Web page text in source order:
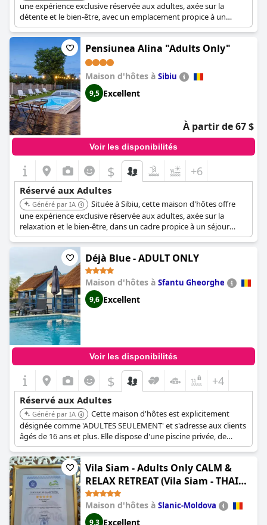
une expérience exclusive réservée aux adultes, axée sur la
détente et le bien-être, avec un emplacement propice à un
séjour tranquille. Sa situation offre un accès à la ville, renforçant
son attrait pour les voyageurs adultes recherchant à la fois
loisirs et commodité.Pensiunea Alina "Adults Only"
Maison d'hôtes à Sibiu
9,5 Excellent
À partir de 67 $
Voir les disponibilités
$ +6
Réservé aux Adultes
Généré par IA
Située à Sibiu, cette maison d'hôtes offre
une expérience exclusive réservée aux adultes, axée sur la
relaxation et le bien-être, dans un cadre propice à un séjour
tranquille. Son emplacement offre un accès à la ville, renforçant
son attrait pour les voyageurs adultes recherchant à la fois
loisirs et commodité.Déjà Blue - ADULT ONLY
Maison d'hôtes à Sfantu Gheorghe
9,6 Excellent
Voir les disponibilités
$ +4
Réservé aux Adultes
Généré par IA
Cette maison d'hôtes est explicitement
désignée comme 'ADULTES SEULEMENT' et s'adresse aux clients
âgés de 16 ans et plus. Elle dispose d'une piscine privée, de
terrasses privées et offre une oasis de détente au milieu de la
nature. Les clients louent constamment l'atmosphère tranquille,
l'excellente cuisine et les hôtes attentifs qui peuvent organiser
des excursions dans le Delta.
Vila Siam - Adults Only CALM &
RELAX RETREAT (Vila Siam - THAI
MASAJ & SPA Adults Only)
Maison d'hôtes à Slanic-Moldova
9,3 Excellent